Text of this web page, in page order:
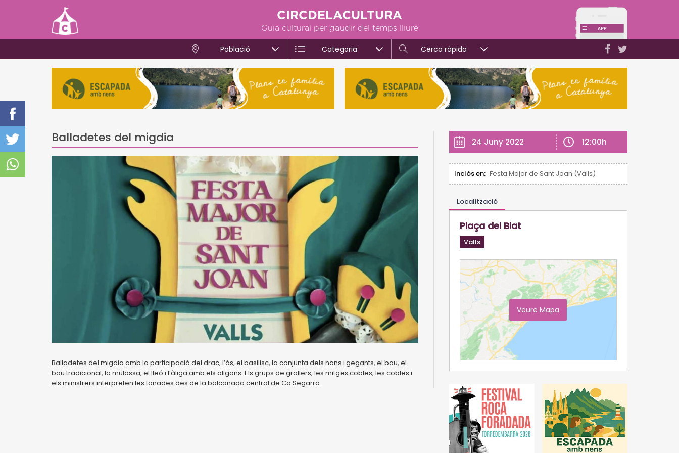
CIRCDELACULTURA
Guia cultural per gaudir del temps lliure
Població Categoria Cerca ràpida
Balladetes del migdia
Balladetes del migdia amb la participació del drac, l’ós, el basilisc, la conjunta dels nans i gegants, el bou, el
bou tradicional, la mulassa, el lleó i l’àliga amb els aligons. Els grups de grallers, les mitges cobles, les cobles i
els ministrers interpreten les tonades des de la balconada central de Ca Segarra.
24 Juny 2022 12:00h
Inclòs en: Festa Major de Sant Joan (Valls)
Localització
Plaça del Blat
Valls
Veure Mapa